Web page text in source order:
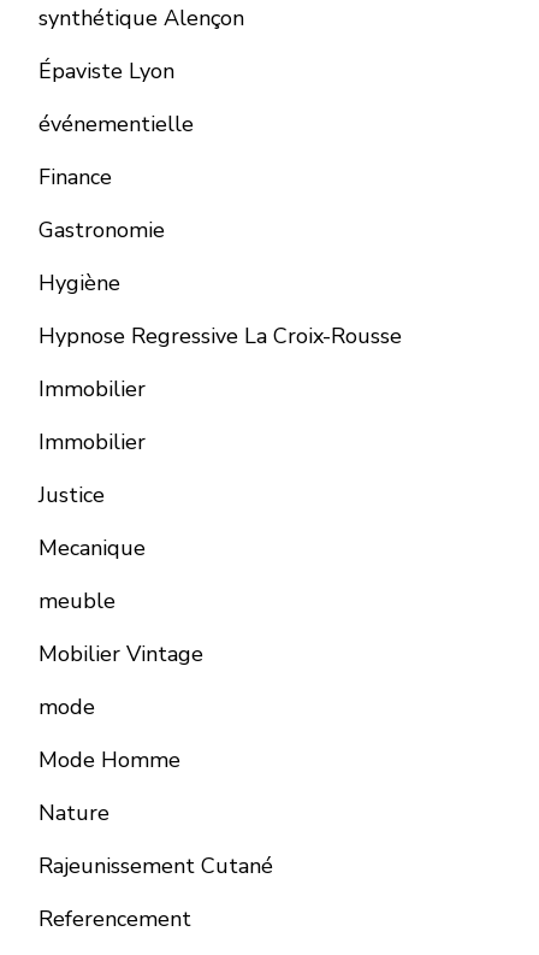
synthétique Alençon
Épaviste Lyon
événementielle
Finance
Gastronomie
Hygiène
Hypnose Regressive La Croix-Rousse
Immobilier
Immobilier
Justice
Mecanique
meuble
Mobilier Vintage
mode
Mode Homme
Nature
Rajeunissement Cutané
Referencement